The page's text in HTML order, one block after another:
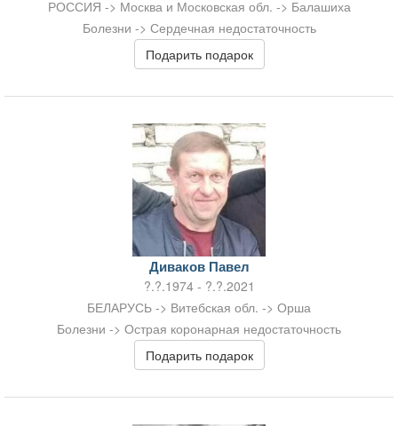
РОССИЯ -> Москва и Московская обл. -> Балашиха
Болезни -> Сердечная недостаточность
Подарить подарок
Диваков Павел
?.?.1974 - ?.?.2021
БЕЛАРУСЬ -> Витебская обл. -> Орша
Болезни -> Острая коронарная недостаточность
Подарить подарок